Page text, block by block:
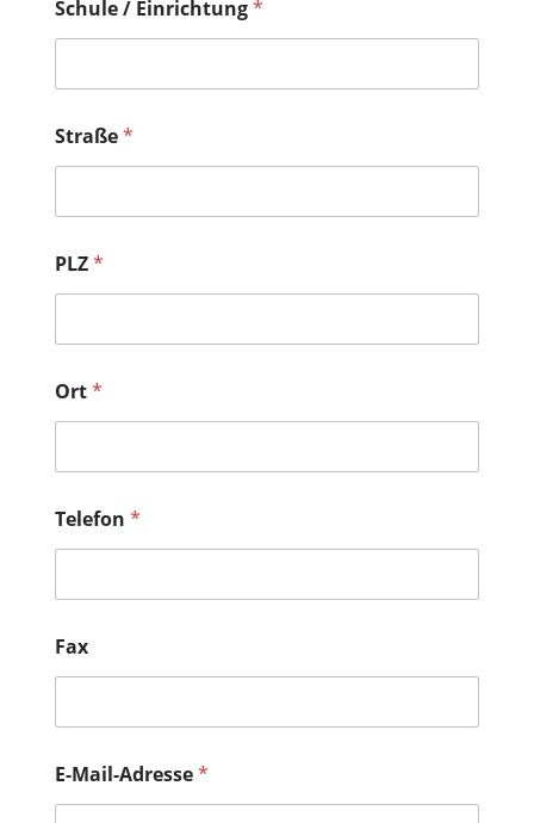
Schule / Einrichtung*
Straße*
PLZ*
Ort*
Telefon *
Fax
E-Mail-Adresse*